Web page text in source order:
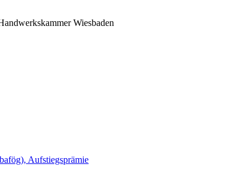
Wiesbaden
Aufstiegsprämie